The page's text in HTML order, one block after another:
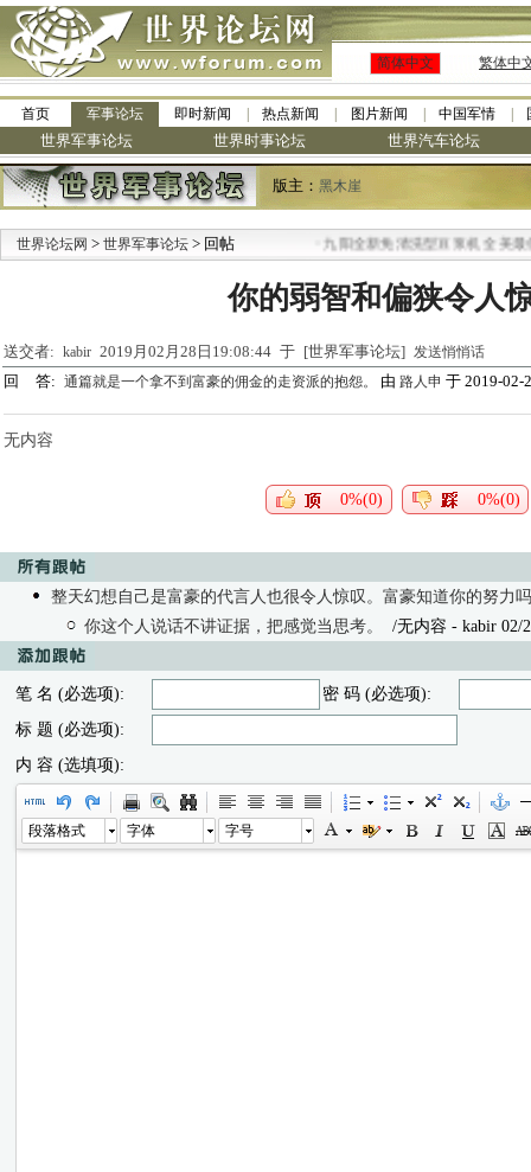
简体中文 繁体中
首页 军事论坛 即时新闻 热点新闻 图片新闻 中国军情
世界军事论坛 世界时事论坛 世界汽车论坛
版主： 黑木崖
世界论坛网 > 世界军事论坛 > 回帖 九阳全新免清洗型豆浆机 全美最低
你的弱智和偏狭令人
送交者: kabir 2019月02月28日19:08:44 于 [世界军事论坛] 发送悄悄话
回 答: 通篇就是一个拿不到富豪的佣金的走资派的抱怨。 由 路人申 于 2019-02-
无内容
0%(0) 0%(0)
整天幻想自己是富豪的代言人也很令人惊叹。富豪知道你的努力
你这个人说话不讲证据，把感觉当思考。
/无内容 - kabir 02/
笔 名 (必选项):
密 码 (必选项):
标 题 (必选项):
内 容 (选填项):
段落格式 字体 字号